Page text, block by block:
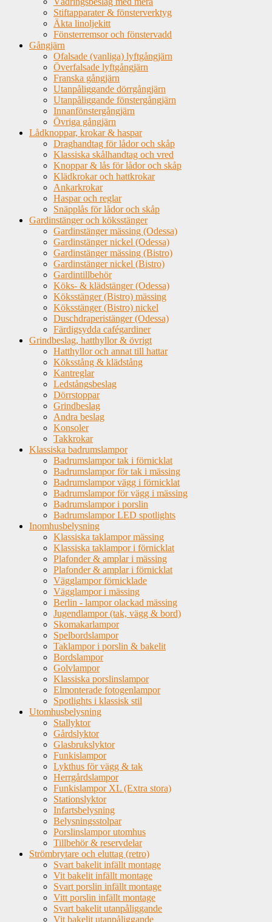
Stiftapparater & fönsterverktyg
Äkta linoljekitt
Fönsterremsor och fönstervadd
Gångjärn
Ofalsade (vanliga) lyftgångjärn
Överfalsade lyftgångjärn
Franska gångjärn
Utanpåliggande dörrgångjärn
Utanpåliggande fönstergångjärn
Innanfönstergångjärn
Övriga gångjärn
Lådknoppar, krokar & haspar
Draghandtag för lådor och skåp
Klassiska skålhandtag och vred
Knoppar & lås för lådor och skåp
Klädkrokar och hattkrokar
Ankarkrokar
Haspar och reglar
Snäpplås för lådor och skåp
Gardinstänger och köksstänger
Gardinstänger mässing (Odessa)
Gardinstänger nickel (Odessa)
Gardinstänger mässing (Bistro)
Gardinstänger nickel (Bistro)
Gardintillbehör
Köks- & klädstänger (Odessa)
Köksstänger (Bistro) mässing
Köksstänger (Bistro) nickel
Duschdraperistänger (Odessa)
Färdigsydda cafégardiner
Grindbeslag, hatthyllor & övrigt
Hatthyllor och annat till hattar
Köksstång & klädstång
Kantreglar
Ledstångsbeslag
Dörrstoppar
Grindbeslag
Andra beslag
Konsoler
Takkrokar
Klassiska badrumslampor
Badrumslampor tak i förnicklat
Badrumslampor för tak i mässing
Badrumslampor vägg i förnicklat
Badrumslampor för vägg i mässing
Badrumslampor i porslin
Badrumslampor LED spotlights
Inomhusbelysning
Klassiska taklampor mässing
Klassiska taklampor i förnicklat
Plafonder & amplar i mässing
Plafonder & amplar i förnicklat
Vägglampor förnicklade
Vägglampor i mässing
Berlin - lampor olackad mässing
Jugendlampor (tak, vägg & bord)
Skomakarlampor
Spelbordslampor
Taklampor i porslin & bakelit
Bordslampor
Golvlampor
Klassiska porslinslampor
Elmonterade fotogenlampor
Spotlights i klassisk stil
Utomhusbelysning
Stallyktor
Gårdslyktor
Glasbrukslyktor
Funkislampor
Lykthus för vägg & tak
Herrgårdslampor
Funkislampor XL (Extra stora)
Stationslyktor
Infartsbelysning
Belysningsstolpar
Porslinslampor utomhus
Tillbehör & reservdelar
Strömbrytare och eluttag (retro)
Svart bakelit infällt montage
Vit bakelit infällt montage
Svart porslin infällt montage
Vitt porslin infällt montage
Svart bakelit utanpåliggande
Vit bakelit utanpåliggande